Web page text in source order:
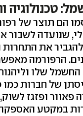
טכנולוגיה
הם תוצר של
שנועדה לשבור
את התחרות
הרפורמה
שלו
20%. כניסתן של חברות
פאוור ופזגז
במקטע